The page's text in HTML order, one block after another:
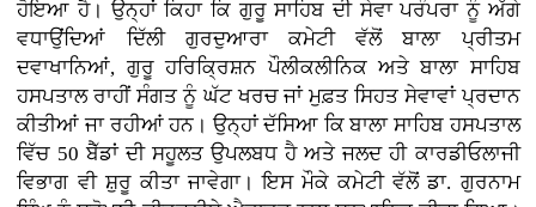
ਹੋਇਆ ਹੈ। ਉਨ੍ਹਾਂ ਕਿਹਾ ਕਿ ਗੁਰੂ ਸਾਹਿਬ ਦੀ ਸੇਵਾ ਪਰੰਪਰਾ ਨੂੰ ਅੱਗੇ
ਵਧਾਉਂਦਿਆਂ ਦਿੱਲੀ ਗੁਰਦੁਆਰਾ ਕਮੇਟੀ ਵੱਲੋਂ ਬਾਲਾ ਪ੍ਰੀਤਮ
ਦਵਾਖਾਨਿਆਂ, ਗੁਰੂ ਹਰਿਕ੍ਰਿਸ਼ਨ ਪੌਲੀਕਲੀਨਿਕ ਅਤੇ ਬਾਲਾ ਸਾਹਿਬ
ਹਸਪਤਾਲ ਰਾਹੀਂ ਸੰਗਤ ਨੂੰ ਘੱਟ ਖਰਚ ਜਾਂ ਮੁਫ਼ਤ ਸਿਹਤ ਸੇਵਾਵਾਂ ਪ੍ਰਦਾਨ
ਕੀਤੀਆਂ ਜਾ ਰਹੀਆਂ ਹਨ। ਉਨ੍ਹਾਂ ਦੱਸਿਆ ਕਿ ਬਾਲਾ ਸਾਹਿਬ ਹਸਪਤਾਲ
ਵਿੱਚ 50 ਬੈੱਡਾਂ ਦੀ ਸਹੂਲਤ ਉਪਲਬਧ ਹੈ ਅਤੇ ਜਲਦ ਹੀ ਕਾਰਡੀਓਲਾਜੀ
ਵਿਭਾਗ ਵੀ ਸ਼ੁਰੂ ਕੀਤਾ ਜਾਵੇਗਾ। ਇਸ ਮੌਕੇ ਕਮੇਟੀ ਵੱਲੋਂ ਡਾ. ਗੁਰਨਾਮ